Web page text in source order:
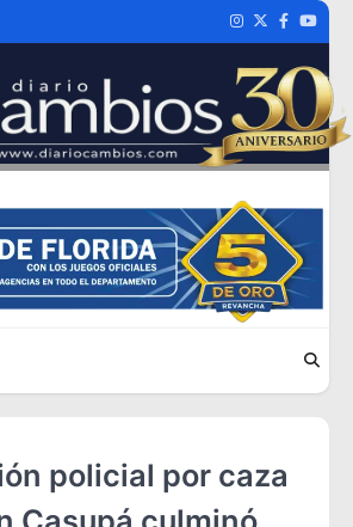
Instagram
TwitterFacebook
policial por caza